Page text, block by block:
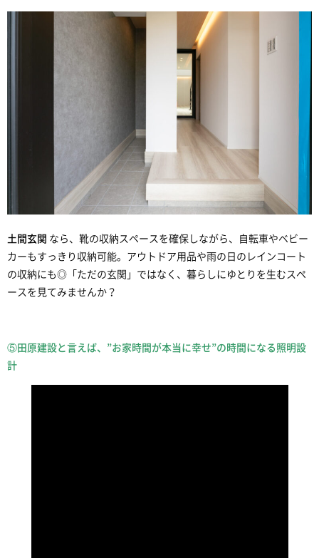
土間玄関 なら、靴の収納スペースを確保しながら、自転車やベビー
カーもすっきり収納可能。アウトドア用品や雨の日のレインコート
の収納にも◎「ただの玄関」ではなく、暮らしにゆとりを生むスペ
ースを見てみませんか？
⑤田原建設と言えば、”お家時間が本当に幸せ”の時間になる照明設
計